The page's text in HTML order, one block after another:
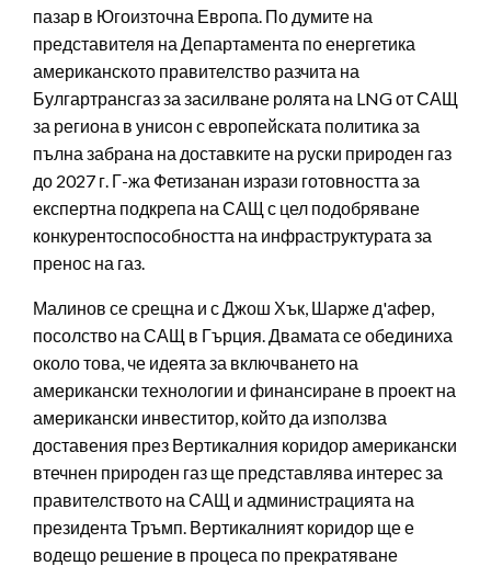
пазар в Югоизточна Европа. По думите на
представителя на Департамента по енергетика
американското правителство разчита на
Булгартрансгаз за засилване ролята на LNG от САЩ
за региона в унисон с европейската политика за
пълна забрана на доставките на руски природен газ
до 2027 г. Г-жа Фетизанан изрази готовността за
експертна подкрепа на САЩ с цел подобряване
конкурентоспособността на инфраструктурата за
пренос на газ.
Малинов се срещна и с Джош Хък, Шарже д'афер,
посолство на САЩ в Гърция. Двамата се обединиха
около това, че идеята за включването на
американски технологии и финансиране в проект на
американски инвеститор, който да използва
доставения през Вертикалния коридор американски
втечнен природен газ ще представлява интерес за
правителството на САЩ и администрацията на
президента Тръмп. Вертикалният коридор ще е
водещо решение в процеса по прекратяване